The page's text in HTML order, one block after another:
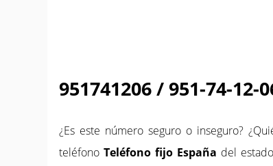
951741206 / 951-74-12-
¿Es este número seguro o inseguro?
teléfonoTeléfono fijo España del